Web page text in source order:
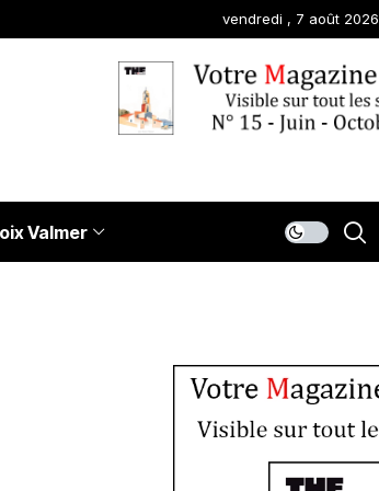
vendredi , 7 août 2026
Valmer